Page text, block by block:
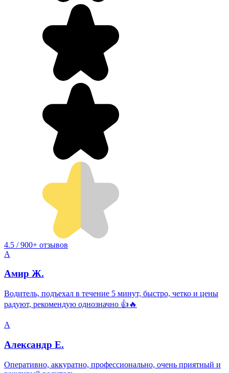
4.5 / 900+ отзывов
А
Амир Ж.
Водитель, подъехал в течение 5 минут, быстро, четко и цены
радуют, рекомендую однозначно 👍🔥
А
Александр Е.
Оперативно, аккуратно, профессионально, очень приятный и